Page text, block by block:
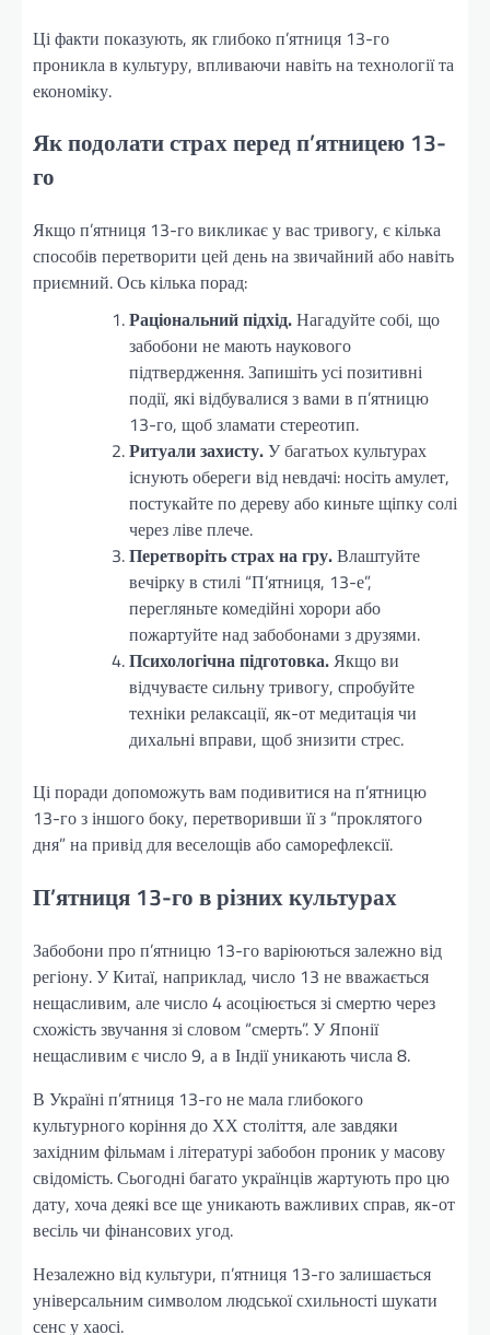
Ці факти показують, як глибоко п’ятниця 13-го
проникла в культуру, впливаючи навіть на технології та
економіку.
Як подолати страх перед п’ятницею 13-
го
Якщо п’ятниця 13-го викликає у вас тривогу, є кілька
способів перетворити цей день на звичайний або навіть
приємний. Ось кілька порад:
Раціональний підхід.Нагадуйте собі, що
забобони не мають наукового
підтвердження. Запишіть усі позитивні
події, які відбувалися з вами в п’ятницю
13-го, щоб зламати стереотип.
Ритуали захисту.У багатьох культурах
існують обереги від невдачі: носіть амулет,
постукайте по дереву або киньте щіпку солі
через ліве плече.
Перетворіть страх на гру.Влаштуйте
вечірку в стилі “П’ятниця, 13-е”,
перегляньте комедійні хорори або
пожартуйте над забобонами з друзями.
Психологічна підготовка.Якщо ви
відчуваєте сильну тривогу, спробуйте
техніки релаксації, як-от медитація чи
дихальні вправи, щоб знизити стрес.
Ці поради допоможуть вам подивитися на п’ятницю
13-го з іншого боку, перетворивши її з “проклятого
дня” на привід для веселощів або саморефлексії.
П’ятниця 13-го в різних культурах
Забобони про п’ятницю 13-го варіюються залежно від
регіону. У Китаї, наприклад, число 13 не вважається
нещасливим, але число 4 асоціюється зі смертю через
схожість звучання зі словом “смерть”. У Японії
нещасливим є число 9, а в Індії уникають числа 8.
В Україні п’ятниця 13-го не мала глибокого
культурного коріння до ХХ століття, але завдяки
західним фільмам і літературі забобон проник у масову
свідомість. Сьогодні багато українців жартують про цю
дату, хоча деякі все ще уникають важливих справ, як-от
весіль чи фінансових угод.
Незалежно від культури, п’ятниця 13-го залишається
універсальним символом людської схильності шукати
сенс у хаосі.